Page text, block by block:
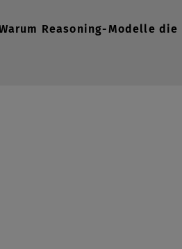
Reasoning-Modelle